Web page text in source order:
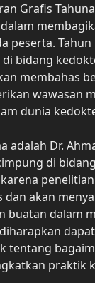
Grafis
peserta.
bidang
membahas
wawasan
dunia
adalah Dr.
di
akan
buatan dalam
tentang
praktik